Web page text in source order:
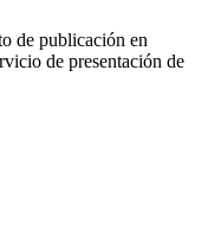
de publicación en
de presentación de